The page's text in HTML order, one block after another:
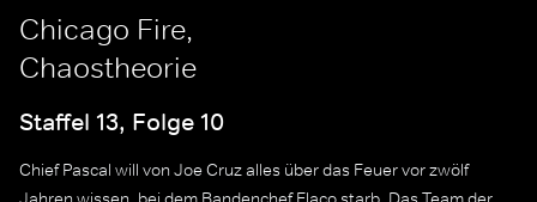
Chicago Fire,
Chaostheorie
Staffel 13, Folge 10
Chief Pascal will von Joe Cruz alles über das Feuer vor zwölf